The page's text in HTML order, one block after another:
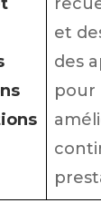
et
des
pour